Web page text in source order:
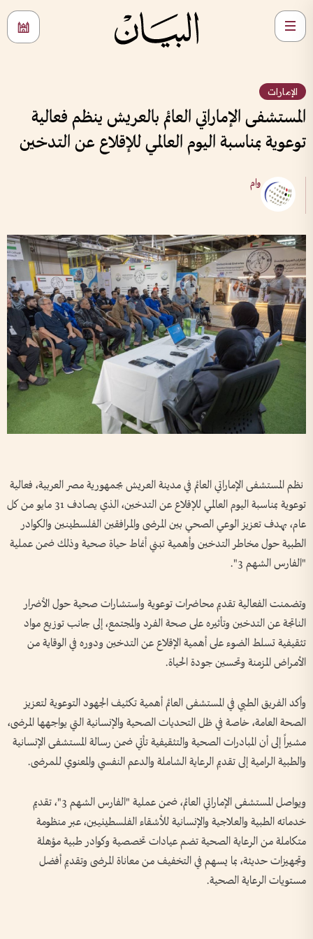
الإمارات
المستشفى الإماراتي العائم بالعريش ينظم فعالية
توعوية بمناسبة اليوم العالمي للإقلاع عن التدخين
وام
نظم المستشفى الإماراتي العائم في مدينة العريش بجمهورية مصر العربية، فعالية
توعوية بمناسبة اليوم العالمي للإقلاع عن التدخين، الذي يصادف 31 مايو من كل
عام، بهدف تعزيز الوعي الصحي بين المرضى والمرافقين الفلسطينين والكوادر
الطبية حول مخاطر التدخين وأهمية تبني أنماط حياة صحية وذلك ضمن عملية
"الفارس الشهم 3".
وتضمنت الفعالية تقديم محاضرات توعوية واستشارات صحية حول الأضرار
الناتجة عن التدخين وتأثيره على صحة الفرد والمجتمع، إلى جانب توزيع مواد
تثقيفية تسلط الضوء على أهمية الإقلاع عن التدخين ودوره في الوقاية من
الأمراض المزمنة وتحسين جودة الحياة.
وأكد الفريق الطبي في المستشفى العائم أهمية تكثيف الجهود التوعوية لتعزيز
الصحة العامة، خاصة في ظل التحديات الصحية والإنسانية التي يواجهها المرضى،
مشيراً إلى أن المبادرات الصحية والتثقيفية تأتي ضمن رسالة المستشفى الإنسانية
والطبية الرامية إلى تقديم الرعاية الشاملة والدعم النفسي والمعنوي للمرضى.
ويواصل المستشفى الإماراتي العائم، ضمن عملية "الفارس الشهم 3"، تقديم
خدماته الطبية والعلاجية والإنسانية للأشقاء الفلسطينيين، عبر منظومة
متكاملة من الرعاية الصحية تضم عيادات تخصصية وكوادر طبية مؤهلة
وتجهيزات حديثة، بما يسهم في التخفيف من معاناة المرضى وتقديم أفضل
مستويات الرعاية الصحية.